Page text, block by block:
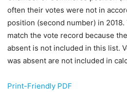
often their votes were not in
position (second number) in
match the vote record because
absent is not included in this list.
was absent are not included in
Print-Friendly PDF